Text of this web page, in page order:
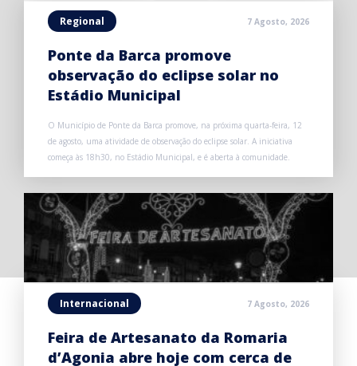
Regional 7 Agosto, 2026
Ponte da Barca promove
observação do eclipse solar no
Estádio Municipal
O Município de Ponte da Barca promove, na próxima quarta-feira, 12
de agosto, uma atividade de observação do eclipse solar. A iniciativa
começa às 18h30, no Estádio Municipal, e é aberta à comunidade.
Internacional 7 Agosto, 2026
Feira de Artesanato da Romaria
d’Agonia abre hoje com cerca de